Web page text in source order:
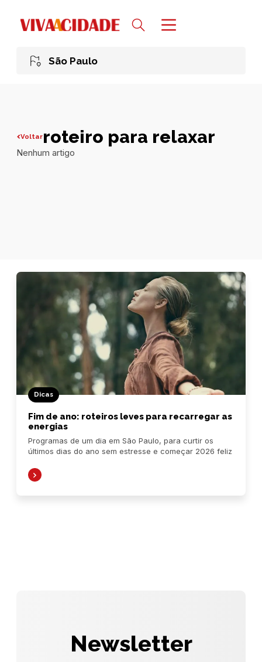
São Paulo
Voltarroteiro para relaxar
Nenhum artigo
Dicas
Fim de ano: roteiros leves para recarregar as
energias
Programas de um dia em São Paulo, para curtir os
últimos dias do ano sem estresse e começar 2026 feliz
Newsletter